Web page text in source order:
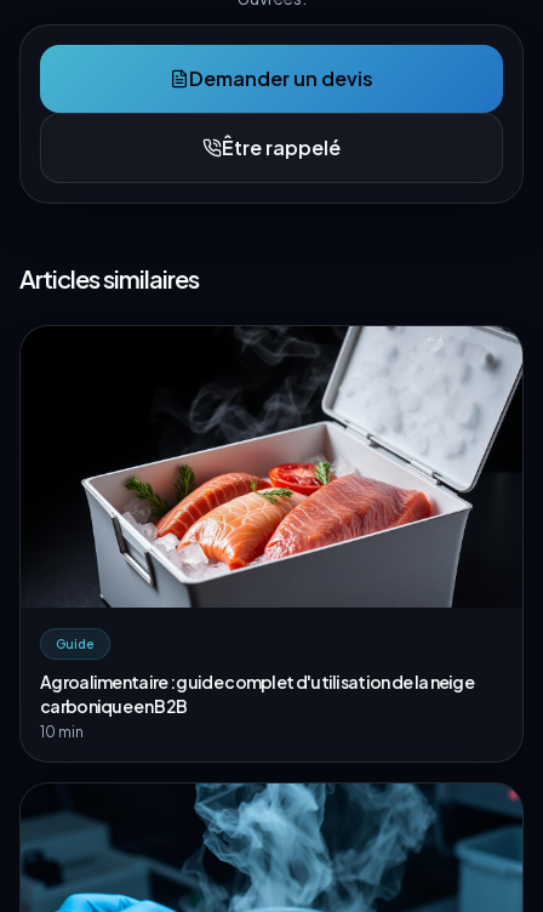
Demander un devis
Être rappelé
Articles similaires
Guide
Agroalimentaire : guide complet d'utilisation de la neige
carbonique en B2B
10 min